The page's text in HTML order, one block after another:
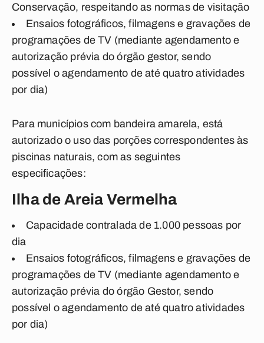
Conservação, respeitando as normas de visitação
Ensaios fotográficos, filmagens e gravações de
programações de TV (mediante agendamento e
autorização prévia do órgão gestor, sendo
possível o agendamento de até quatro atividades
por dia)
Para municípios com bandeira amarela, está
autorizado o uso das porções correspondentes às
piscinas naturais, com as seguintes
especificações:
Ilha de Areia Vermelha
Capacidade contralada de 1.000 pessoas por
dia
Ensaios fotográficos, filmagens e gravações de
programações de TV (mediante agendamento e
autorização prévia do órgão Gestor, sendo
possível o agendamento de até quatro atividades
por dia)